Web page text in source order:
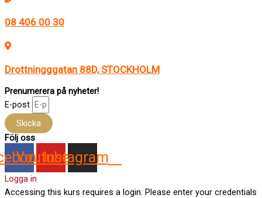
08 406 00 30
Drottningggatan 88D, STOCKHOLM
Prenumerera på nyheter!
E-post
Skicka
Följ oss
YoutubeInstagram
Logga in
Accessing this kurs requires a login. Please enter your credentials